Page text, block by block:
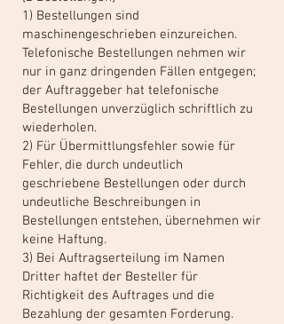
1) Bestellungen sind
maschinengeschrieben einzureichen.
Telefonische Bestellungen nehmen wir
nur in ganz dringenden Fällen entgegen;
der Auftraggeber hat telefonische
Bestellungen unverzüglich schriftlich zu
wiederholen.
2) Für Übermittlungsfehler sowie für
Fehler, die durch undeutlich
geschriebene Bestellungen oder durch
undeutliche Beschreibungen in
Bestellungen entstehen, übernehmen wir
keine Haftung.
3) Bei Auftragserteilung im Namen
Dritter haftet der Besteller für
Richtigkeit des Auftrages und die
Bezahlung der gesamten Forderung.